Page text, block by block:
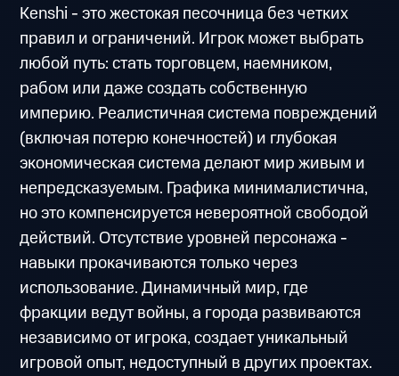
Kenshi - это жестокая песочница без четких
правил и ограничений. Игрок может выбрать
любой путь: стать торговцем, наемником,
рабом или даже создать собственную
империю. Реалистичная система повреждений
(включая потерю конечностей) и глубокая
экономическая система делают мир живым и
непредсказуемым. Графика минималистична,
но это компенсируется невероятной свободой
действий. Отсутствие уровней персонажа -
навыки прокачиваются только через
использование. Динамичный мир, где
фракции ведут войны, а города развиваются
независимо от игрока, создает уникальный
игровой опыт, недоступный в других проектах.